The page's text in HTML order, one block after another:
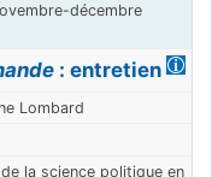
décembre
: entretien
Lombard
la science politique en